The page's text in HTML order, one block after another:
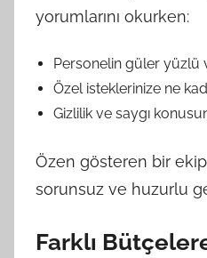
yorumlarını okurken:
Personelin güler yüzlü
Özel isteklerinize ne
Gizlilik ve saygı
Özen gösteren bir
sorunsuz ve huzurlu
Farklı